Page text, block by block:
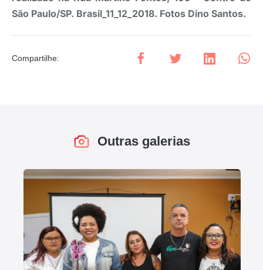
São Paulo/SP. Brasil_11_12_2018. Fotos Dino Santos.
Compartilhe:
Outras galerias